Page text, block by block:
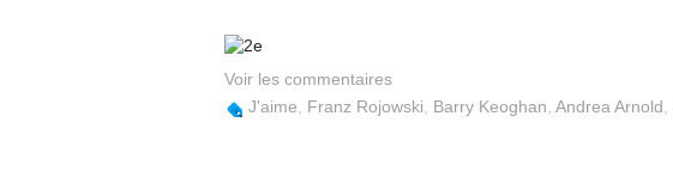
Voir les commentaires
J'aime
Franz Rojowski Barry Keoghan Andrea Arnold